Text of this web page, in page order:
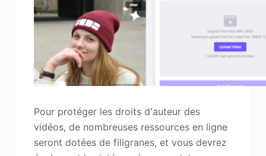
Pour protéger les droits d'auteur des
vidéos, de nombreuses ressources en ligne
seront dotées de filigranes, et vous devrez